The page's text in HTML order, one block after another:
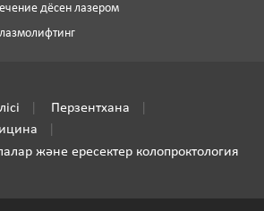
дёсен лазером
Перзентхана
және ересектер колопроктология